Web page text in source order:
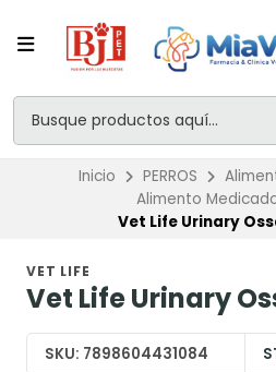
Inicio PERROS
Alimento
Vet Life Urinary
VET LIFE
Vet Life Urinary
SKU: 7898604431084